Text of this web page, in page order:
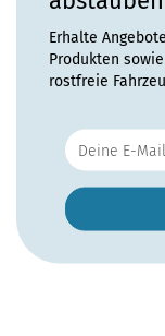
Erhalte
Produkten
rostfreie